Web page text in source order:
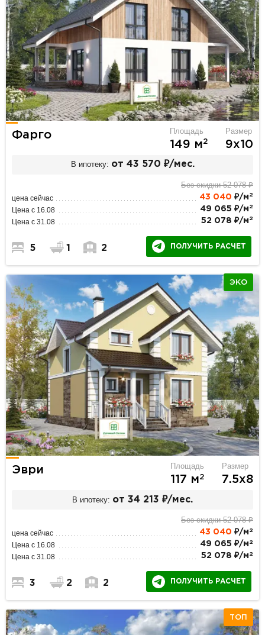
Фарго Площадь
149 м2
Размер
9х10
В ипотеку: от 43 570 ₽/мес.
Без скидки 52 078 ₽
цена сейчас 43 040 ₽/м 2
Цена с 16.08 49 065 ₽/м 2
Цена с 31.08 52 078 ₽/м 2
5 1 2 ПОЛУЧИТЬ РАСЧЕТ
ЭКО
Эври Площадь
117 м2
Размер
7.5х8
В ипотеку: от 34 213 ₽/мес.
Без скидки 52 078 ₽
цена сейчас 43 040 ₽/м 2
Цена с 16.08 49 065 ₽/м 2
Цена с 31.08 52 078 ₽/м 2
3 2 2 ПОЛУЧИТЬ РАСЧЕТ
ТОП